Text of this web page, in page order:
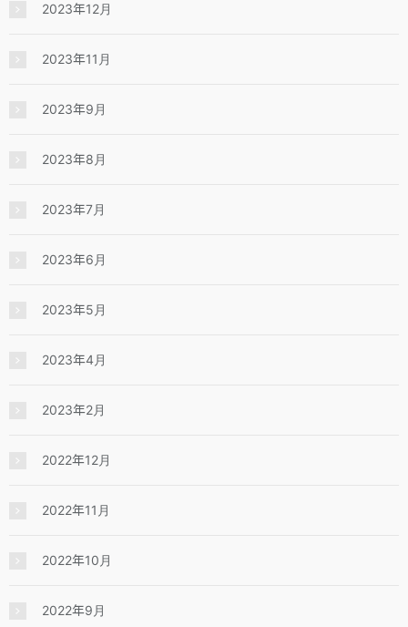
2023年12月
2023年11月
2023年9月
2023年8月
2023年7月
2023年6月
2023年5月
2023年4月
2023年2月
2022年12月
2022年11月
2022年10月
2022年9月